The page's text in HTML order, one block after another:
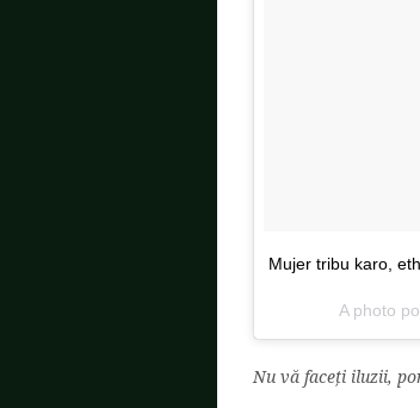
Mujer tribu karo,
A photo
Nu vă faceți iluzii,